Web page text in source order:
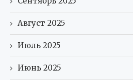
Август 2025
Июль 2025
Июнь 2025